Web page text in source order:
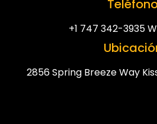
+1 747 342-3935
2856 Spring Breeze Way